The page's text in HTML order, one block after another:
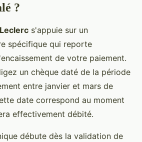
?
s'appuie sur un
spécifique qui reporte
de votre paiement.
un chèque daté de la période
entre janvier et mars de
date correspond au moment
effectivement débité.
débute dès la validation de